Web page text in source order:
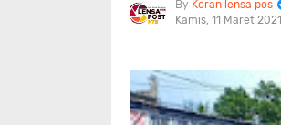
Koran lensa pos
Kamis, 11 Maret 2021